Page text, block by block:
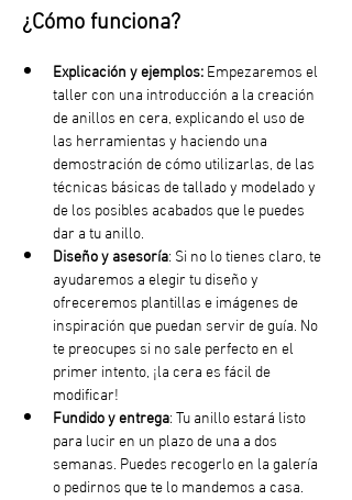
¿Cómo funciona?
Explicación y ejemplos: Empezaremos el
taller con una introducción a la creación
de anillos en cera, explicando el uso de
las herramientas y haciendo una
demostración de cómo utilizarlas, de las
técnicas básicas de tallado y modelado y
de los posibles acabados que le puedes
dar a tu anillo.
Diseño y asesoría: Si no lo tienes claro, te
ayudaremos a elegir tu diseño y
ofreceremos plantillas e imágenes de
inspiración que puedan servir de guía. No
te preocupes si no sale perfecto en el
primer intento, ¡la cera es fácil de
modificar!
Fundido y entrega: Tu anillo estará listo
para lucir en un plazo de una a dos
semanas. Puedes recogerlo en la galería
o pedirnos que te lo mandemos a casa.